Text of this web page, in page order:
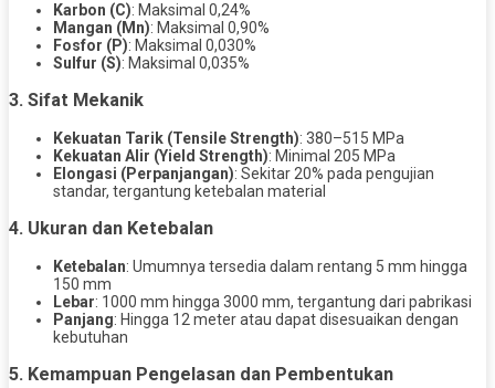
Karbon (C): Maksimal 0,24%
Mangan (Mn): Maksimal 0,90%
Fosfor (P): Maksimal 0,030%
Sulfur (S): Maksimal 0,035%
3. Sifat Mekanik
Kekuatan Tarik (Tensile Strength): 380–515 MPa
Kekuatan Alir (Yield Strength): Minimal 205 MPa
Elongasi (Perpanjangan): Sekitar 20% pada pengujian
standar, tergantung ketebalan material
4. Ukuran dan Ketebalan
Ketebalan: Umumnya tersedia dalam rentang 5 mm hingga
150 mm
Lebar: 1000 mm hingga 3000 mm, tergantung dari pabrikasi
Panjang: Hingga 12 meter atau dapat disesuaikan dengan
kebutuhan
5. Kemampuan Pengelasan dan Pembentukan